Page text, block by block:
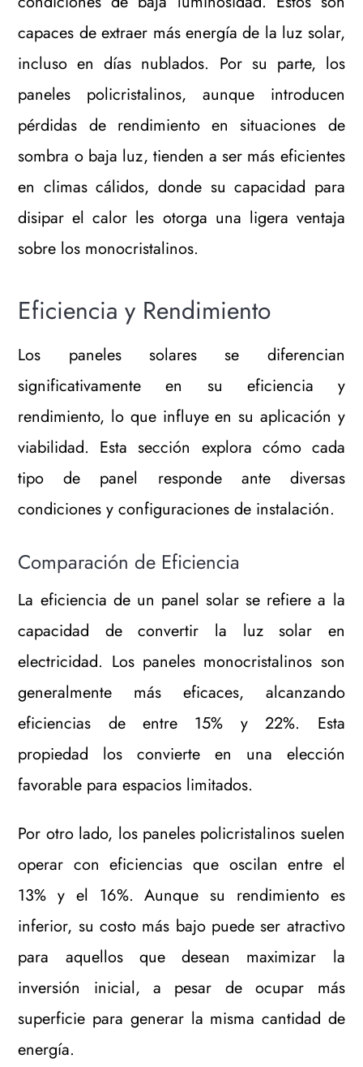
capaces de extraer más energía de la luz solar,
incluso en días nublados. Por su parte, los
paneles policristalinos, aunque introducen
pérdidas de rendimiento en situaciones de
sombra o baja luz, tienden a ser más eficientes
en climas cálidos, donde su capacidad para
disipar el calor les otorga una ligera ventaja
sobre los monocristalinos.
Eficiencia y Rendimiento
Los paneles solares se diferencian
significativamente en su eficiencia y
rendimiento, lo que influye en su aplicación y
viabilidad. Esta sección explora cómo cada
tipo de panel responde ante diversas
condiciones y configuraciones de instalación.
Comparación de Eficiencia
La eficiencia de un panel solar se refiere a la
capacidad de convertir la luz solar en
electricidad. Los paneles monocristalinos son
generalmente más eficaces, alcanzando
eficiencias de entre 15% y 22%. Esta
propiedad los convierte en una elección
favorable para espacios limitados.
Por otro lado, los paneles policristalinos suelen
operar con eficiencias que oscilan entre el
13% y el 16%. Aunque su rendimiento es
inferior, su costo más bajo puede ser atractivo
para aquellos que desean maximizar la
inversión inicial, a pesar de ocupar más
superficie para generar la misma cantidad de
energía.